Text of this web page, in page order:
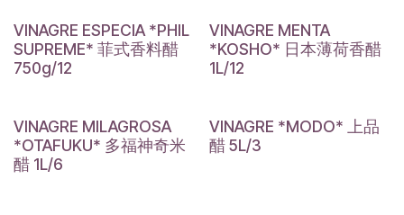
VINAGRE ESPECIA *PHIL
SUPREME* 菲式香料醋
750g/12
VINAGRE MENTA
*KOSHO* 日本薄荷香醋
1L/12
VINAGRE MILAGROSA
*OTAFUKU* 多福神奇米
醋 1L/6
VINAGRE *MODO* 上品
醋 5L/3